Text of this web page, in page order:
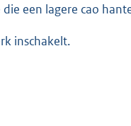
een lagere cao
inschakelt.